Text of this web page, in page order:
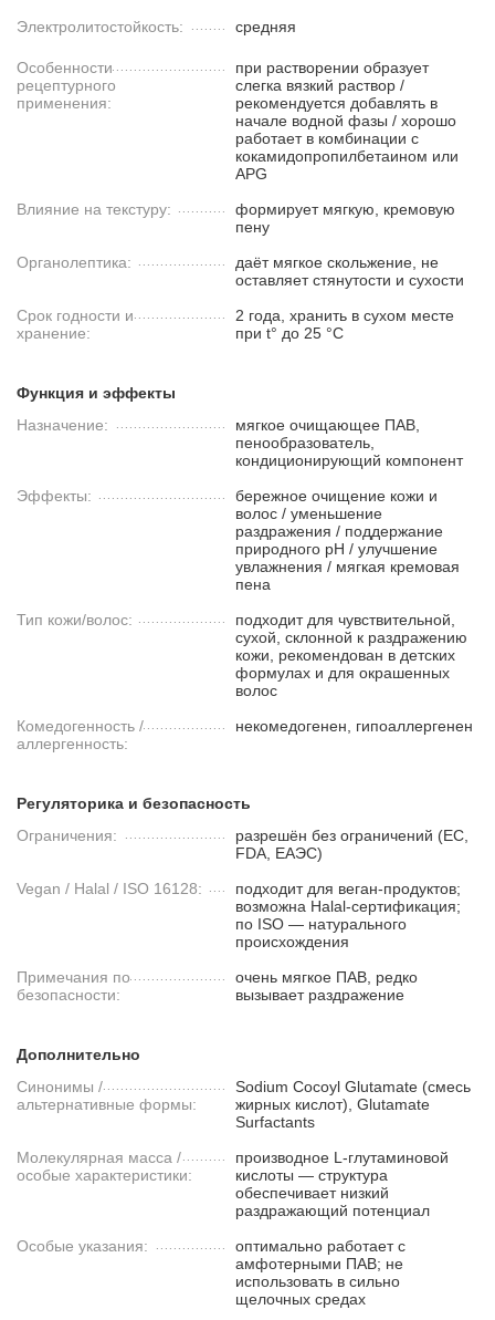
Электролитостойкость: средняя
Особенности
рецептурного
применения:
при растворении образует
слегка вязкий раствор /
рекомендуется добавлять в
начале водной фазы / хорошо
работает в комбинации с
кокамидопропилбетаином или
APG
Влияние на текстуру:
формирует мягкую, кремовую
пену
Органолептика:
даёт мягкое скольжение, не
оставляет стянутости и сухости
Срок годности и
хранение:
2 года, хранить в сухом месте
при t° до 25 °C
Функция и эффекты
Назначение:
мягкое очищающее ПАВ,
пенообразователь,
кондиционирующий компонент
Эффекты:
бережное очищение кожи и
волос / уменьшение
раздражения / поддержание
природного pH / улучшение
увлажнения / мягкая кремовая
пена
Тип кожи/волос:
подходит для чувствительной,
сухой, склонной к раздражению
кожи, рекомендован в детских
формулах и для окрашенных
волос
Комедогенность /
аллергенность:
некомедогенен, гипоаллергенен
Регуляторика и безопасность
Ограничения:
разрешён без ограничений (ЕС,
FDA, ЕАЭС)
Vegan / Halal / ISO 16128:
подходит для веган-продуктов;
возможна Halal-сертификация;
по ISO — натурального
происхождения
Примечания по
безопасности:
очень мягкое ПАВ, редко
вызывает раздражение
Дополнительно
Синонимы /
альтернативные формы:
Sodium Cocoyl Glutamate (смесь
жирных кислот), Glutamate
Surfactants
Молекулярная масса /
особые характеристики:
производное L-глутаминовой
кислоты — структура
обеспечивает низкий
раздражающий потенциал
Особые указания:
оптимально работает с
амфотерными ПАВ; не
использовать в сильно
щелочных средах